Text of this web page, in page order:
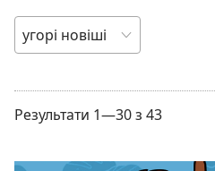
ПОРЯДОК
Результати 1—30 з 43